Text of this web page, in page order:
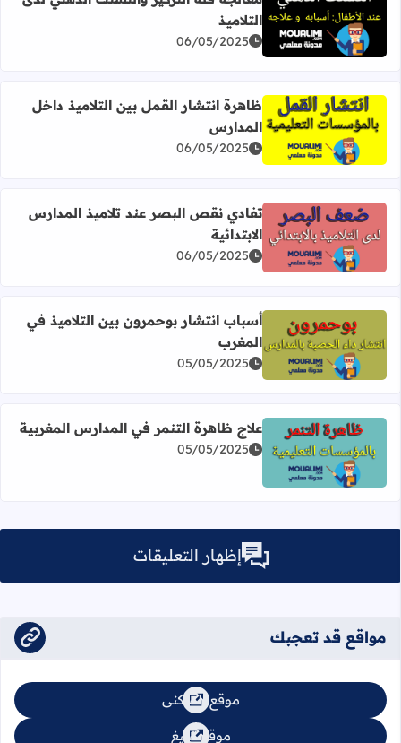
اقرأ المزيد عن معالجة قلة التركيز والتشتت الذهني لدى
التلاميذ
06/05/2025
اقرأ المزيد عن ظاهرة انتشار القمل بين التلاميذ داخل
ظاهرة انتشار القمل بين التلاميذ داخل
المدارس
06/05/2025
اقرأ المزيد عن تفادي نقص البصر عند تلاميذ المدارس
تفادي نقص البصر عند تلاميذ المدارس
الابتدائية
06/05/2025
اقرأ المزيد عن أسباب انتشار بوحمرون بين التلاميذ في
أسباب انتشار بوحمرون بين التلاميذ في
المغرب
05/05/2025
اقرأ المزيد عن علاج ظاهرة التنمر في المدارس المغربية
علاج ظاهرة التنمر في المدارس المغربية
05/05/2025
إظهار التعليقات
مواقع قد تعجبك
موقع السكنى
موقع تبليغ